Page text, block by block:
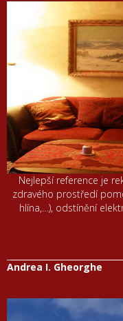
Nejlepší reference je
zdravého prostředí
hlína,…), odstínění
Andrea I. Gheorghe